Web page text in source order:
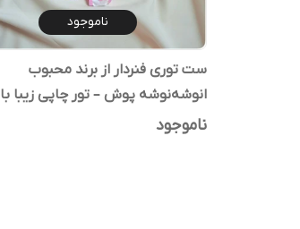
ناموجود
ست توری فنردار از برند محبوب
انوشه‌نوشه پوش – تور چاپی زیبا با
شورت اسلیپ نخ پنبه
ناموجود